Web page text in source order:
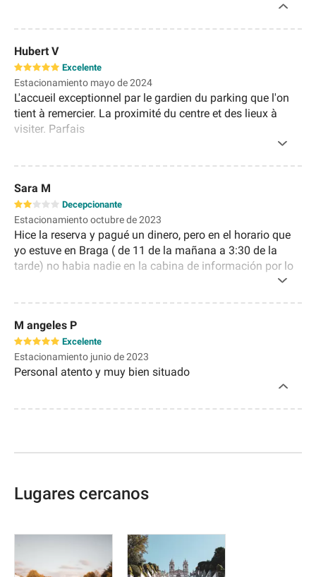
Hubert V
Excelente
Estacionamiento mayo de 2024
L'accueil exceptionnel par le gardien du parking que l'on
tient à remercier. La proximité du centre et des lieux à
visiter. Parfais
Sara M
Decepcionante
Estacionamiento octubre de 2023
Hice la reserva y pagué un dinero, pero en el horario que
yo estuve en Braga ( de 11 de la mañana a 3:30 de la
tarde) no habia nadie en la cabina de información por lo
que me tocó pagar el tiempo que estuve a pesar de ya
M angeles P
Excelente
Estacionamiento junio de 2023
Personal atento y muy bien situado
Lugares cercanos